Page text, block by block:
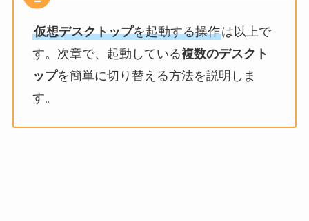
仮想デスクトップを起動する操作は以上で
す。次章で、起動している複数のデスクト
ップを簡単に切り替える方法を説明しま
す。